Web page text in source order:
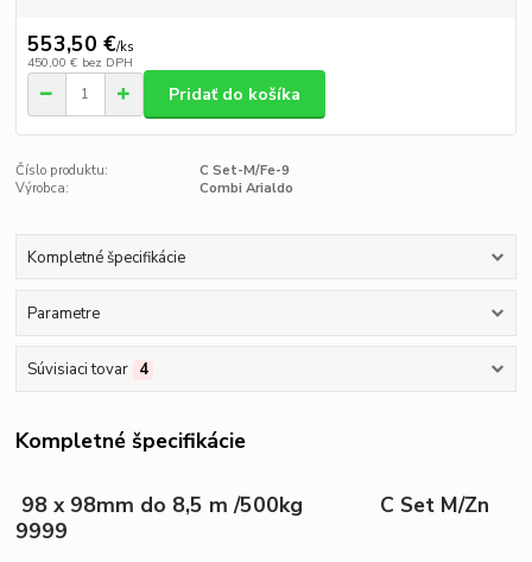
553,50 €/ks
450,00 € bez DPH
Pridať do košíka
Číslo produktu:
C Set-M/Fe-9
Výrobca:
Combi Arialdo
Kompletné špecifikácie
Parametre
Súvisiaci tovar 4
Kompletné špecifikácie
98 x 98mm do 8,5 m /500kg C Set M/Zn
9999